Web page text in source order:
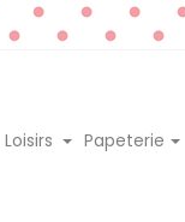
Loisirs Papeterie